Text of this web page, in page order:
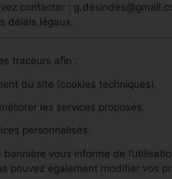
contacter :
délais légaux.
traceurs afin :
du site (cookies techniques).
les services proposés.
personnalisés.
vous informe de
pouvez également modifier vos